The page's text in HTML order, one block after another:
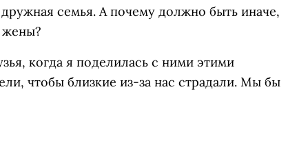
семья. А почему должно быть иначе,
когда я поделилась с ними этими
чтобы близкие из-за нас страдали. Мы бы